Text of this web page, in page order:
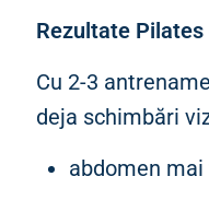
Rezultate Pilates
Cu 2-3
deja schimbări
abdomen